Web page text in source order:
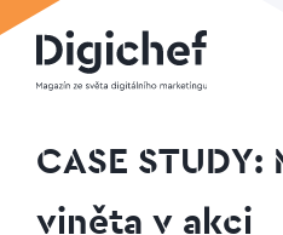
CASE
viněta v akci